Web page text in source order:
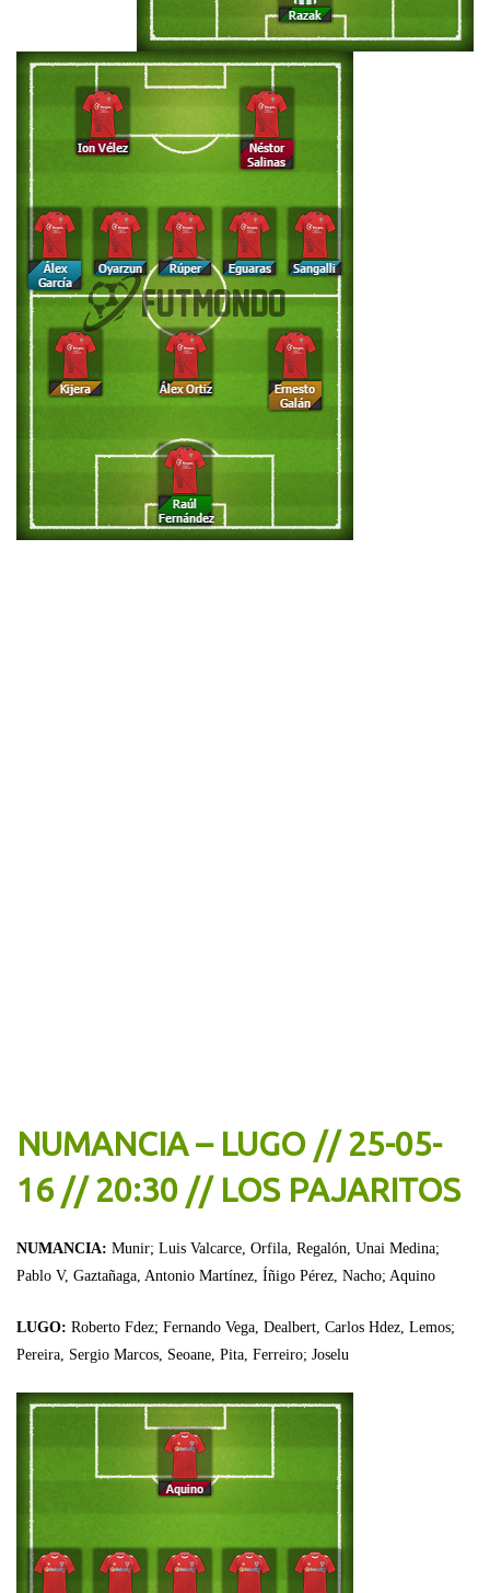
NUMANCIA – LUGO // 25-05-
16 // 20:30 // LOS PAJARITOS
NUMANCIA: Munir; Luis Valcarce, Orfila, Regalón, Unai Medina;
Pablo V, Gaztañaga, Antonio Martínez, Íñigo Pérez, Nacho; Aquino
LUGO: Roberto Fdez; Fernando Vega, Dealbert, Carlos Hdez, Lemos;
Pereira, Sergio Marcos, Seoane, Pita, Ferreiro; Joselu